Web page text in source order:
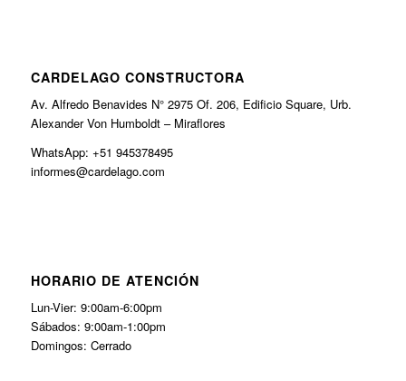
CARDELAGO CONSTRUCTORA
Av. Alfredo Benavides N° 2975 Of. 206, Edificio Square, Urb.
Alexander Von Humboldt – Miraflores
WhatsApp: +51 945378495
informes@cardelago.com
HORARIO DE ATENCIÓN
Lun-Vier: 9:00am-6:00pm
Sábados: 9:00am-1:00pm
Domingos: Cerrado